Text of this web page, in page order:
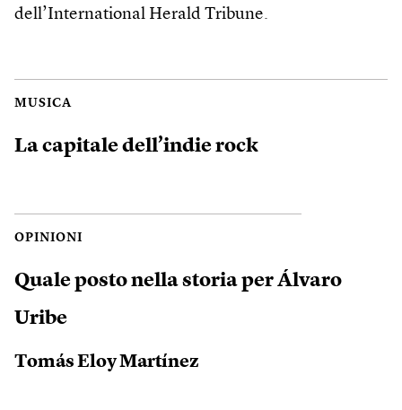
dell’International Herald Tribune.
MUSICA
La capitale dell’indie rock
OPINIONI
Quale posto nella storia per Álvaro
Uribe
Tomás Eloy Martínez